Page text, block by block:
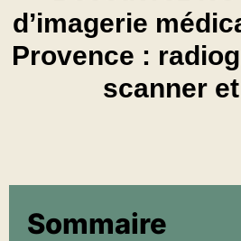
d’imagerie
Provence :
scanner
Sommaire